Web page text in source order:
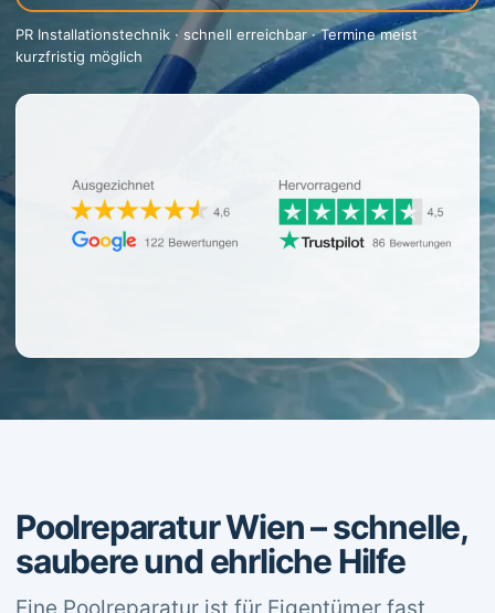
PR Installationstechnik · schnell erreichbar · Termine meist
kurzfristig möglich
Poolreparatur Wien – schnelle,
saubere und ehrliche Hilfe